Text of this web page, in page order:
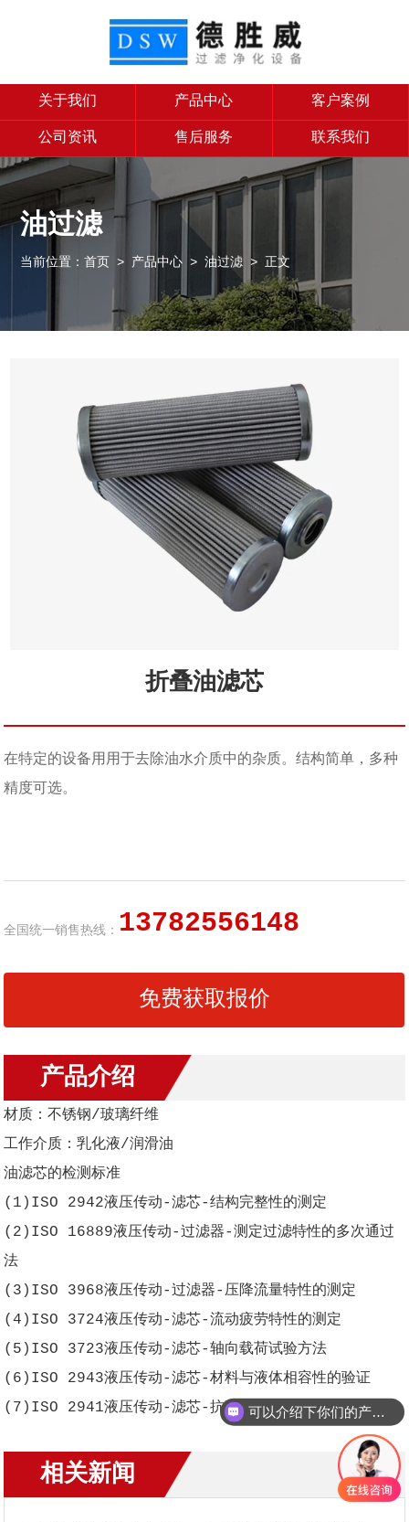
关于我们 产品中心 客户案例
公司资讯 售后服务 联系我们
油过滤
当前位置：首页 > 产品中心 >油过滤 > 正文
折叠油滤芯
在特定的设备用用于去除油水介质中的杂质。结构简单，多种
精度可选。
全国统一销售热线： 13782556148
免费获取报价
产品介绍
材质：不锈钢/玻璃纤维
工作介质：乳化液/润滑油
油滤芯的检测标准
(1)ISO 2942液压传动-滤芯-结构完整性的测定
(2)ISO 16889液压传动-过滤器-测定过滤特性的多次通过
法
(3)ISO 3968液压传动-过滤器-压降流量特性的测定
(4)ISO 3724液压传动-滤芯-流动疲劳特性的测定
(5)ISO 3723液压传动-滤芯-轴向载荷试验方法
(6)ISO 2943液压传动-滤芯-材料与液体相容性的验证
(7)ISO 2941液压传动-滤芯-抗破裂性的验证
更多+
相关新闻
可以介绍下你们的产品么？